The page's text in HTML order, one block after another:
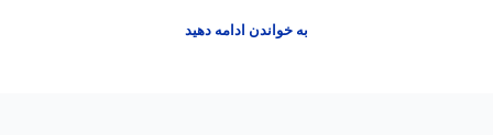
به خواندن ادامه دهید